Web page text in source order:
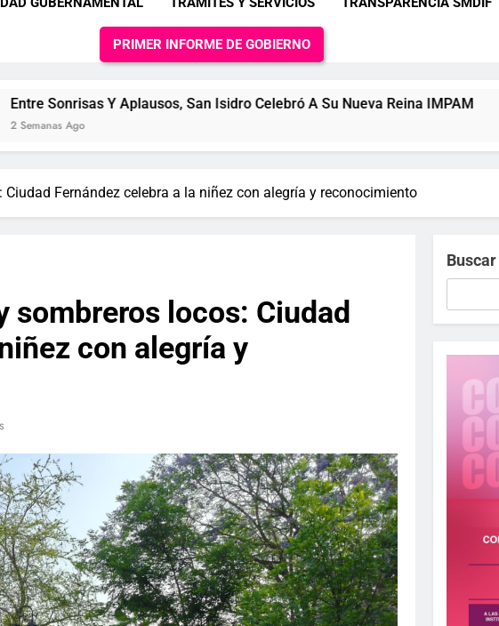
PRIMER INFORME DE GOBIERNO
Y Aplausos, San Isidro Celebró A Su Nueva Reina IMPAM
Fernández celebra a la niñez con alegría y reconocimiento
sombreros locos: Ciudad
con alegría y
Buscar